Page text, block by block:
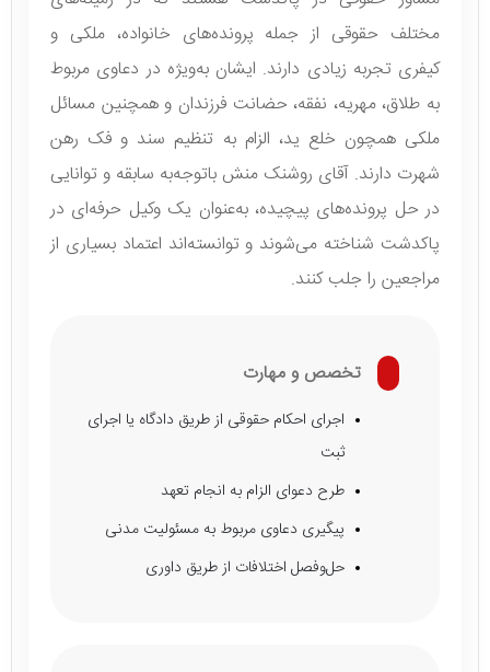
مختلف حقوقی از جمله پرونده‌های خانواده، ملکی و
کیفری تجربه زیادی دارند. ایشان به‌ویژه در دعاوی مربوط
به طلاق، مهریه، نفقه، حضانت فرزندان و همچنین مسائل
ملکی همچون خلع ید، الزام به تنظیم سند و فک رهن
شهرت دارند. آقای روشنک منش باتوجه‌به سابقه و توانایی
در حل پرونده‌های پیچیده، به‌عنوان یک وکیل حرفه‌ای در
پاکدشت شناخته می‌شوند و توانسته‌اند اعتماد بسیاری از
مراجعین را جلب کنند.
تخصص و مهارت
اجرای احکام حقوقی از طریق دادگاه یا اجرای
ثبت
طرح دعوای الزام به انجام تعهد
پیگیری دعاوی مربوط به مسئولیت مدنی
حل‌وفصل اختلافات از طریق داوری